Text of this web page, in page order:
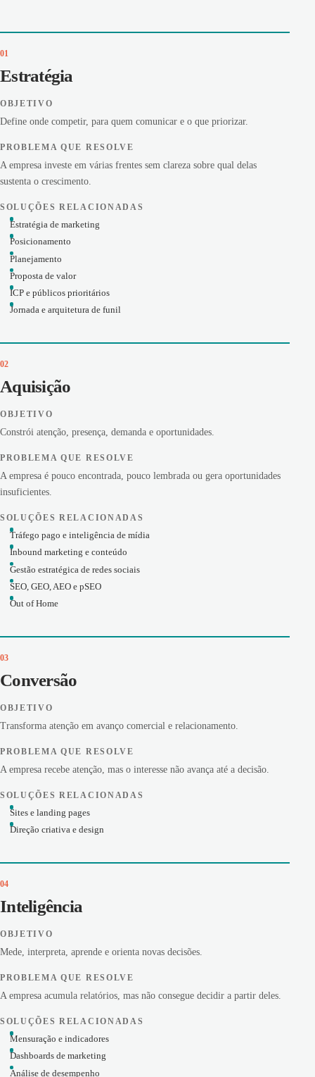
01
Estratégia
OBJETIVO
Define onde competir, para quem comunicar e o que priorizar.
PROBLEMA QUE RESOLVE
A empresa investe em várias frentes sem clareza sobre qual delas
sustenta o crescimento.
SOLUÇÕES RELACIONADAS
Estratégia de marketing
Posicionamento
Planejamento
Proposta de valor
ICP e públicos prioritários
Jornada e arquitetura de funil
02
Aquisição
OBJETIVO
Constrói atenção, presença, demanda e oportunidades.
PROBLEMA QUE RESOLVE
A empresa é pouco encontrada, pouco lembrada ou gera oportunidades
insuficientes.
SOLUÇÕES RELACIONADAS
Tráfego pago e inteligência de mídia
Inbound marketing e conteúdo
Gestão estratégica de redes sociais
SEO, GEO, AEO e pSEO
Out of Home
03
Conversão
OBJETIVO
Transforma atenção em avanço comercial e relacionamento.
PROBLEMA QUE RESOLVE
A empresa recebe atenção, mas o interesse não avança até a decisão.
SOLUÇÕES RELACIONADAS
Sites e landing pages
Direção criativa e design
04
Inteligência
OBJETIVO
Mede, interpreta, aprende e orienta novas decisões.
PROBLEMA QUE RESOLVE
A empresa acumula relatórios, mas não consegue decidir a partir deles.
SOLUÇÕES RELACIONADAS
Mensuração e indicadores
Dashboards de marketing
Análise de desempenho